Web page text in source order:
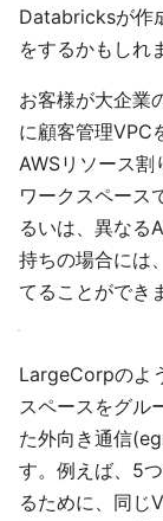
Databricksが作
をするかもしれ
お客様が大企業
に顧客管理VPC
AWSリソース割
ワークスペース
るいは、異なる
持ちの場合には
てることができ
LargeCorpのよ
スペースをグル
た外向き通信
す。例えば、5
るために、同じ